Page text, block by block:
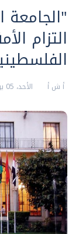
"الجامعة
التزام
أ ش أ الأحد، 05 يونيه 2022 04:19 م